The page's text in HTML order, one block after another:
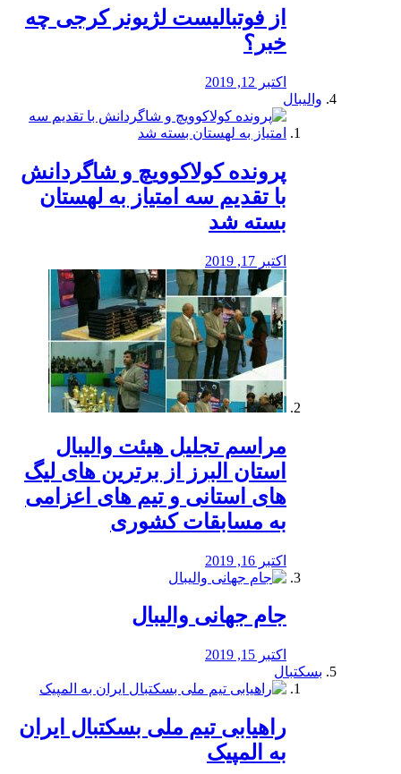
از فوتبالیست لژیونر کرجی چه
خبر؟
اکتبر 12, 2019
والیبال
پرونده کولاکوویچ و شاگردانش
با تقدیم سه امتیاز به لهستان
بسته شد
اکتبر 17, 2019
مراسم تجلیل هیئت والیبال
استان البرز از برترین های لیگ
های استانی و تیم های اعزامی
به مسابقات کشوری
اکتبر 16, 2019
جام جهانی والیبال
اکتبر 15, 2019
بسکتبال
راهیابی تیم ملی بسکتبال ایران
به المپیک